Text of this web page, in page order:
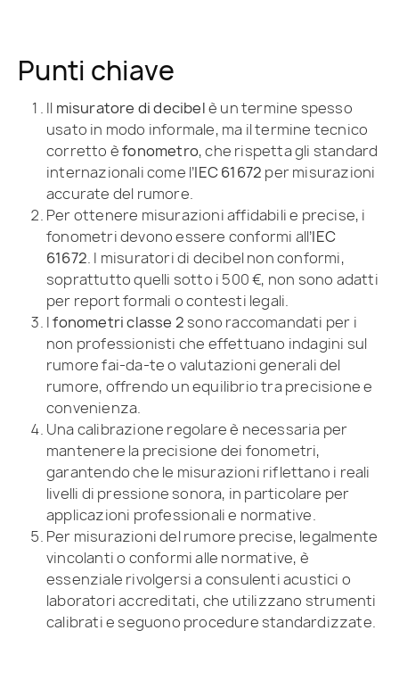
Punti chiave
Il misuratore di decibelè un termine spesso
usato in modo informale, ma il termine tecnico
corretto èfonometro, che rispetta gli standard
internazionali come l’IEC 61672 per misurazioni
accurate del rumore.
Per ottenere misurazioni affidabili e precise, i
fonometri devono essere conformi all’IEC
61672. I misuratori di decibel non conformi,
soprattutto quelli sotto i 500 €, non sono adatti
per report formali o contesti legali.
Ifonometri classe 2 sono raccomandati per i
non professionisti che effettuano indagini sul
rumore fai-da-te o valutazioni generali del
rumore, offrendo un equilibrio tra precisione e
convenienza.
Una calibrazione regolare è necessaria per
mantenere la precisione dei fonometri,
garantendo che le misurazioni riflettano i reali
livelli di pressione sonora, in particolare per
applicazioni professionali e normative.
Per misurazioni del rumore precise, legalmente
vincolanti o conformi alle normative, è
essenziale rivolgersi a consulenti acustici o
laboratori accreditati, che utilizzano strumenti
calibrati e seguono procedure standardizzate.